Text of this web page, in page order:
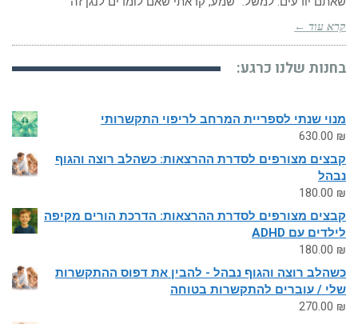
קרא עוד ←
בחנות שלנו כרגע:
מנוי שנתי לספריית המרחב לריפוי התקשרותי
630.00 ₪
קבצים מצורפים לסדרת ההרצאות: כשהלב רוצה והגוף
נבהל
180.00 ₪
קבצים מצורפים לסדרת ההרצאות: הדרכת הורים מקיפה
לילדים עם ADHD
180.00 ₪
כשהלב רוצה והגוף נבהל - להבין את דפוס ההתקשרות
שלי / עוברים להתקשרות בטוחה
270.00 ₪